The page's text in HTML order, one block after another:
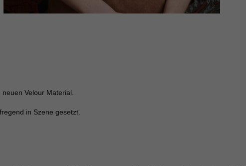
Velour Material.
in Szene gesetzt.
blockiert. Wenn Cookies von externen Medien akzeptiert werden, bedarf der Zugriff